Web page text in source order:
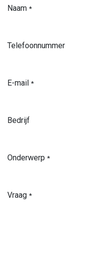
Naam *
Telefoonnummer
E-mail *
Bedrijf
Onderwerp *
Vraag *